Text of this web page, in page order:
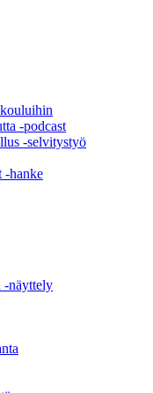
-podcast
-selvitystyö
hanke
-näyttely